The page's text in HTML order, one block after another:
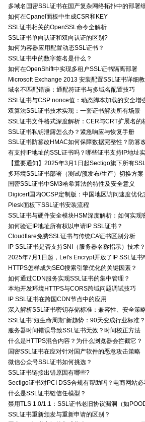
多域名国密SSL证书在国产复杂网络拓扑中的部署
如何在Cpanel面板中生成CSR和KEY
SSL证书相关的OpenSSL命令全解析
SSL证书单向认证和双向认证的区别?
如何为容器应用配置动态SSL证书？
SSL证书中的数字签名是什么？
如何在OpenShift中实现多租户SSL证书隔离部署
Microsoft Exchange 2013 安装配置SSL证书详细
域名不匹配错误：通配符证书与多域名配置技巧
SSL证书与CSP nonce值：动态脚本加载的安全增
双算法SSL证书技术实现：一套证书解决所有场景
SSL证书文件格式深度解析：CER与CRT扩展名的
SSL证书私钥泄露怎么办？紧急响应与恢复手册
SSL证书防篡改HMAC如何保障数据完整性？防篡
有支持IP地址的SSL证书吗？哪些证书支持IP地址
【重要通知】2025年3月1日起Sectigo旗下所有
多环境SSL证书部署（测试/预发布/生产）切换方案
国密SSL证书中SM3哈希算法的特性及安全意义
Digicert国内OCSP定制版：中国地区访问速度优化
Plesk面板下SSL证书安装流程
如何验证IP地址所有权以申请IP SSL证书？
Cloudflare免费SSL证书与传统CA证书区别分析
IP SSL证书是否支持SNI（服务器名称指示）技术？
2025年7月1日起，Let's Encrypt开放了IP SSL证书
HTTPS怎样成为SEO搜索引擎优化的关键因素？
如何通过CDN服务实现SSL证书的集中管理？
本地开发环境HTTPS与CORS跨域问题调试技巧
IP SSL证书在跨国CDN节点中的应用
深入解析SSL证书密钥存储标准：兼容性、安全策
SSL证书“短生命周期”新趋势：90天变成行业标准？
服务器时间错误导致SSL证书无效？时间校正方法
什么是HTTPS混合内容？为什么浏览器会拦截它？
国密SSL证书在应对针对国产软件的恶意攻击策略
微信公众号SSL证书如何挑选？
SSL证书链接出错原因有哪些?
Sectigo证书对PCI DSS合规有帮助吗？电商网站
什么是SSL证书链信任模型？
禁用TLS 1.0/1.1：SSL证书老旧协议漏洞（如
SSL证书重新颁发与重新申请的区别？